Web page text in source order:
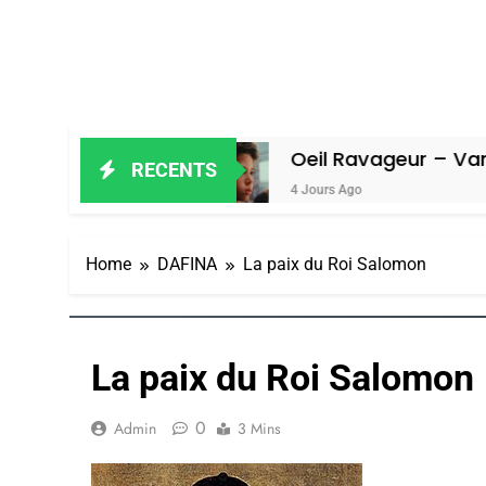
RECENTSOeil Ravageur – Vanessa De
4 Jours Ago
Home DAFINA La paix du Roi Salomon
La paix du Roi Salomon
Admin 0 3 Mins